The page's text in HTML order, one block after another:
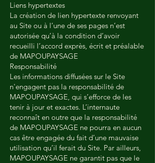
Liens hypertextes
La création de lien hypertexte renvoyant
au Site ou à l’une de ses pages n’est
autorisée qu’à la condition d’avoir
recueilli l’accord exprès, écrit et préalable
de MAPOUPAYSAGE
Responsabilité
Les informations diffusées sur le Site
n'engagent pas la responsabilité de
MAPOUPAYSAGE, qui s’efforce de les
tenir à jour et exactes. L’internaute
reconnaît en outre que la responsabilité
de MAPOUPAYSAGE ne pourra en aucun
cas être engagée du fait d’une mauvaise
utilisation qu’il ferait du Site. Par ailleurs,
MAPOUPAYSAGE ne garantit pas que le